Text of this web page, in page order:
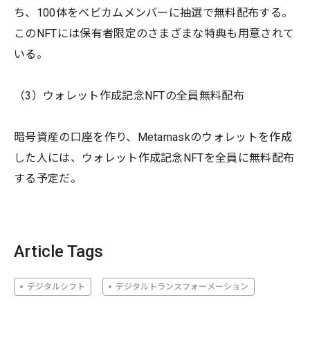
ち、100体をベビカムメンバーに抽選で無料配布する。
このNFTには保有者限定のさまざまな特典も用意されて
いる。
（3）ウォレット作成記念NFTの全員無料配布
暗号資産の口座を作り、Metamaskのウォレットを作成
した人には、ウォレット作成記念NFTを全員に無料配布
する予定だ。
Article Tags
デジタルシフト デジタルトランスフォーメーション